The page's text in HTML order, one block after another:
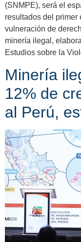
(SNMPE), será el
resultados del primer
vulneración de
minería ilegal,
Estudios sobre la
Minería
12% de
al Perú,